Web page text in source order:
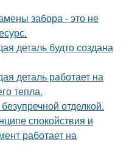
забора - это не
деталь будто создана
деталь работает на
тепла.
отделкой.
спокойствия и
работает на